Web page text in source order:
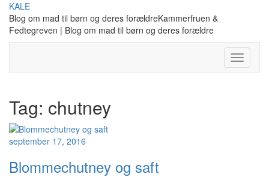
Skip
content
KALE
Blog om mad til børn og deres forældreKammerfruen &
Fedtegreven | Blog om mad til børn og deres forældre
Toggle
Tag: chutney
september 17, 2016
Blommechutney og saft